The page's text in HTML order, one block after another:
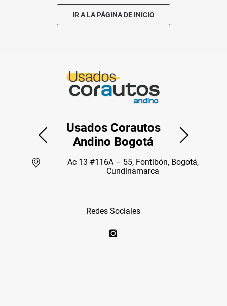
IR A LA PÁGINA DE INICIO
Usados Corautos
Andino Bogotá
Ac 13 #116A – 55, Fontibón, Bogotá,
Cundinamarca
Redes Sociales